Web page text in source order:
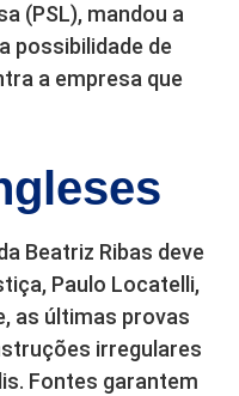
(PSL), mandou a
possibilidade de
a empresa que
Beatriz Ribas deve
Paulo Locatelli,
as últimas provas
irregulares
Fontes garantem